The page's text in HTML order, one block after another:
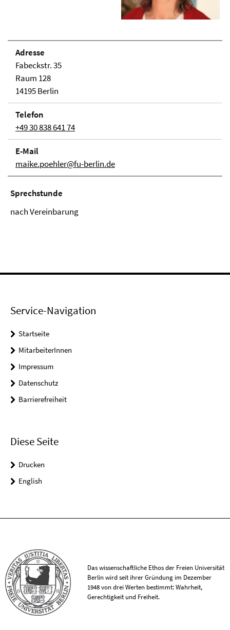
Adresse
Fabeckstr. 35
Raum 128
14195 Berlin
Telefon
+49 30 838 641 74
E-Mail
maike.poehler@fu-berlin.de
Sprechstunde
nach Vereinbarung
Service-Navigation
Startseite
MitarbeiterInnen
Impressum
Datenschutz
Barrierefreiheit
Diese Seite
Drucken
English
Das wissenschaftliche Ethos der Freien Universität
Berlin wird seit ihrer Gründung im Dezember
1948 von drei Werten bestimmt: Wahrheit,
Gerechtigkeit und Freiheit.